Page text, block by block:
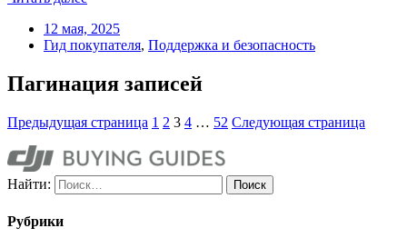
12 мая, 2025
Гид покупателя, Поддержка и безопасность
Пагинация записей
Предыдущая страница 1 2 3 4 … 52 Следующая страница
Найти:
Рубрики